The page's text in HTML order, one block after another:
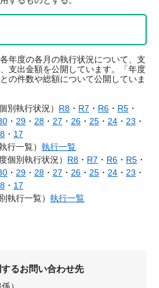
年度の各月の執行状況について、支
支出金額を公開しています。「年度
の件数や総額について公開していま
別執行状況） R8 ・ R7 ・ R6 ・ R5 ・
・ 29 ・ 28 ・ 27 ・ 26 ・ 25 ・ 24 ・ 23 ・
・ 17
行一覧） 執行一覧
個別執行状況） R8 ・ R7 ・ R6 ・ R5 ・
・ 29 ・ 28 ・ 27 ・ 26 ・ 25 ・ 24 ・ 23 ・
・ 17
執行一覧） 執行一覧
るお問い合わせ先